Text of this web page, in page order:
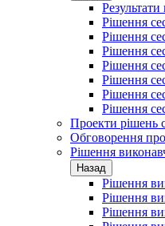
Рішення
Рішення
Рішення
Рішення
Рішення
Рішення
Рішення
Проекти рішень
Обговорення
Рішення
Назад
Рішення
Рішення
Рішення